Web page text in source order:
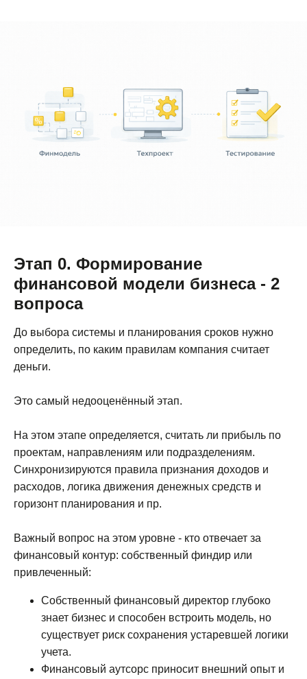
Этап 0. Формирование
финансовой модели бизнеса - 2
вопроса
До выбора системы и планирования сроков нужно
определить, по каким правилам компания считает
деньги.
Это самый недооценённый этап.
На этом этапе определяется, считать ли прибыль по
проектам, направлениям или подразделениям.
Синхронизируются правила признания доходов и
расходов, логика движения денежных средств и
горизонт планирования и пр.
Важный вопрос на этом уровне - кто отвечает за
финансовый контур: собственный финдир или
привлеченный:
Собственный финансовый директор глубоко
знает бизнес и способен встроить модель, но
существует риск сохранения устаревшей логики
учета.
Финансовый аутсорс приносит внешний опыт и